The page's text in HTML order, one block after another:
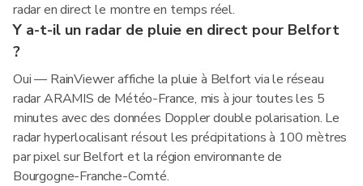
radar en direct le montre en temps réel.
Y a-t-il un radar de pluie en direct pour Belfort
?
Oui — RainViewer affiche la pluie à Belfort via le réseau
radar ARAMIS de Météo-France, mis à jour toutes les 5
minutes avec des données Doppler double polarisation. Le
radar hyperlocalisant résout les précipitations à 100 mètres
par pixel sur Belfort et la région environnante de
Bourgogne-Franche-Comté.